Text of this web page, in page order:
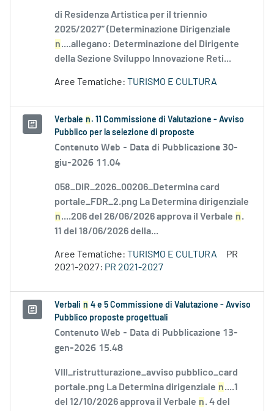
di Residenza Artistica per il triennio
2025/2027” (Determinazione Dirigenziale
n....allegano: Determinazione del Dirigente
della Sezione Sviluppo Innovazione Reti...
Aree Tematiche: TURISMO E CULTURA
Verbale n . 11 Commissione di Valutazione - Avviso
Pubblico per la selezione di proposte
Contenuto Web - Data di Pubblicazione 30-
giu-2026 11.04
058_DIR_2026_00206_Determina card
portale_FDR_2.png La Determina dirigenziale
n....206 del 26/06/2026 approva il Verbale n.
11 del 18/06/2026 della...
Aree Tematiche: TURISMO E CULTURA
PR
2021-2027: PR 2021-2027
Verbali n 4 e 5 Commissione di Valutazione - Avviso
Pubblico proposte progettuali
Contenuto Web - Data di Pubblicazione 13-
gen-2026 15.48
VIII_ristrutturazione_avviso pubblico_card
portale.png La Determina dirigenziale n....1
del 12/10/2026 approva il Verbale n. 4 del